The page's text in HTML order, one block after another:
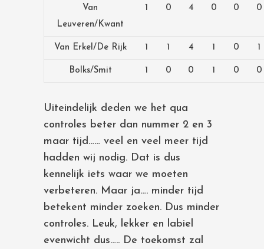
Van
Leuveren/Kwant
1 0 4 0 0 0
Van Erkel/De Rijk 1 1 4 1 0 1
Bolks/Smit 1 0 0 1 0 0
Uiteindelijk deden we het qua
controles beter dan nummer 2 en 3
maar tijd…… veel en veel meer tijd
hadden wij nodig. Dat is dus
kennelijk iets waar we moeten
verbeteren. Maar ja…. minder tijd
betekent minder zoeken. Dus minder
controles. Leuk, lekker en labiel
evenwicht dus….. De toekomst zal